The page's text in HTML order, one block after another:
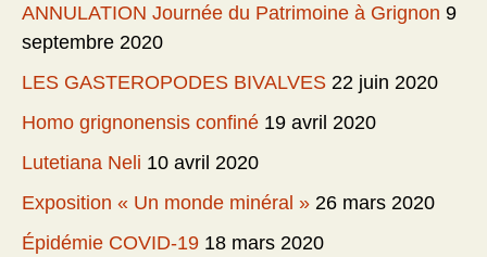
ANNULATION Journée du Patrimoine à Grignon 9
septembre 2020
LES GASTEROPODES BIVALVES 22 juin 2020
Homo grignonensis confiné 19 avril 2020
Lutetiana Neli 10 avril 2020
Exposition « Un monde minéral » 26 mars 2020
Épidémie COVID-19 18 mars 2020